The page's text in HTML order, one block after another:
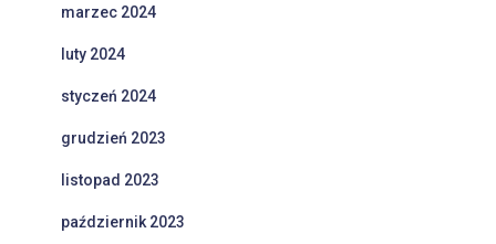
marzec 2024
luty 2024
styczeń 2024
grudzień 2023
listopad 2023
październik 2023